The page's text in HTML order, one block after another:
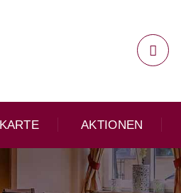
AKTIONEN